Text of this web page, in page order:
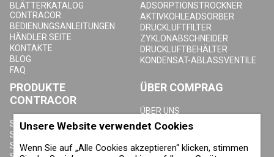
BLÄTTERKATALOG
CONTRACOR
BEDIENUNGSANLEITUNGEN
HÄNDLER SEITE
KONTAKTE
BLOG
FAQ
ADSORPTIONSTROCKNER
AKTIVKOHLEADSORBER
DRUCKLUFTFILTER
ZYKLONABSCHNEIDER
DRUCKLUFTBEHÄLTER
KONDENSAT-ABLASSVENTILE
PRODUKTE
CONTRACOR
SANDSTRAHLGERÄTE
SANDSTRAHLHELME
SANDSTRAHLANZÜGE
ÜBER COMPRAG
ÜBER UNS
URHEBERRECHT, MARKEN UND
SONSTIGE RECHTE
DATENSCHUTZERKLÄRUNG
COOKIE-RICHTLINIE
Unsere Website verwendet Cookies
Wenn Sie auf „Alle Cookies akzeptieren“ klicken, stimmen